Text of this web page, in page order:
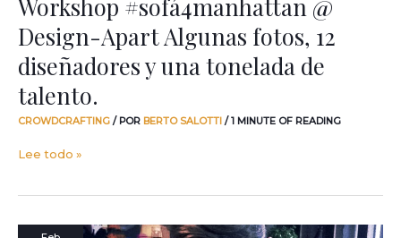
Workshop #sofá4manhattan @
Design-Apart Algunas fotos, 12
diseñadores y una tonelada de
talento.
CROWDCRAFTING / POR BERTO SALOTTI /1 MINUTE OF READING
talento.
Lee todo »
Iniciativa